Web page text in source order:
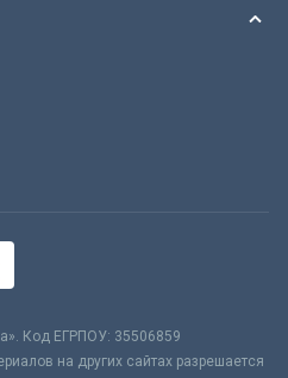
Код ЕГРПОУ: 35506859
на других сайтах разрешается